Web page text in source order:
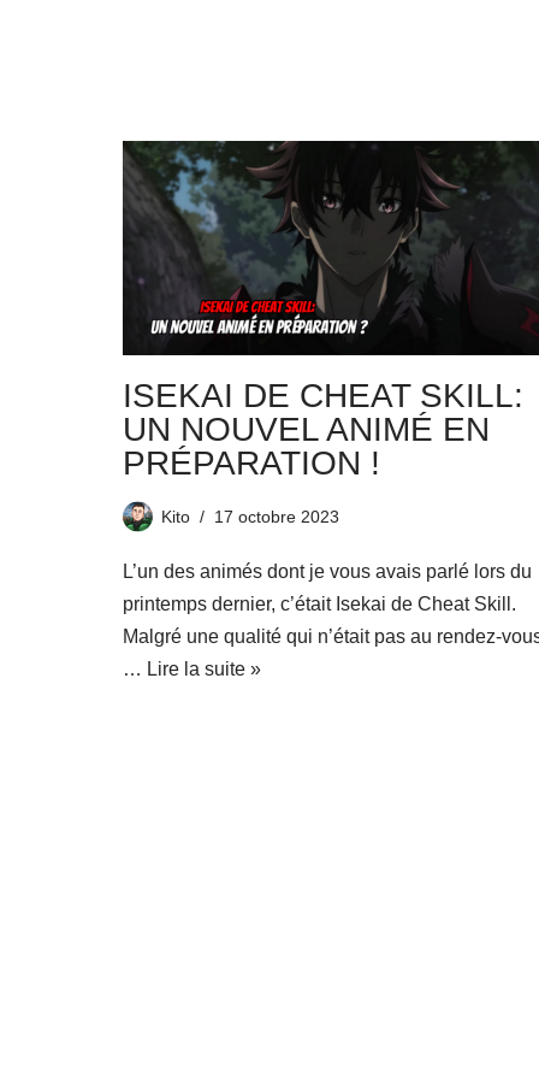
ISEKAI DE CHEAT SKILL:
UN NOUVEL ANIMÉ EN
PRÉPARATION !
Kito 17 octobre 2023
L’un des animés dont je vous avais parlé lors du
printemps dernier, c’était Isekai de Cheat Skill.
Malgré une qualité qui n’était pas au rendez-
… Lire la suite »